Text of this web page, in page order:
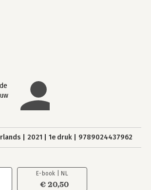
2021 1e druk 9789024437962
E-book | NL
€ 20,50